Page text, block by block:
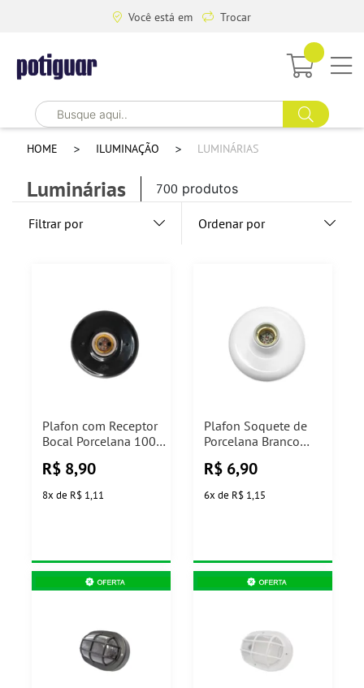
Você está em Trocar
HOME ILUMINAÇÃO LUMINÁRIAS
Luminárias 700 produtos
Filtrar por Ordenar por
Plafon com Receptor
Bocal Porcelana 100W
R$ 8,90
8x de R$ 1,11
Plafon Soquete de
Porcelana Branco
R$ 6,90
6x de R$ 1,15